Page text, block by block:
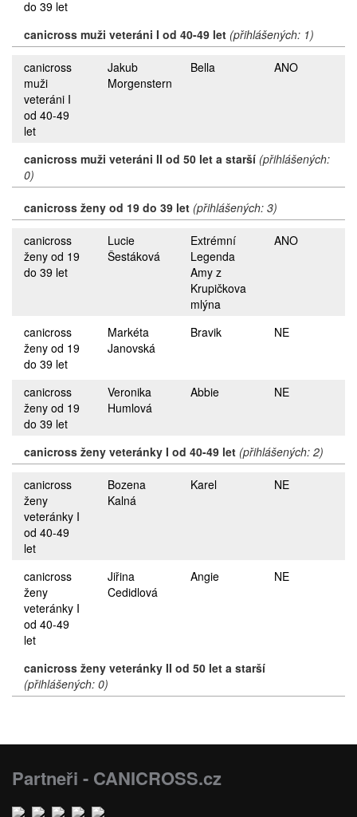
do 39 let
canicross muži veteráni I od 40-49 let (přihlášených: 1)
canicross
muži
veteráni I
od 40-49
let
Jakub
Morgenstern
Bella ANO
canicross muži veteráni II od 50 let a starší (přihlášených:
0)
canicross ženy od 19 do 39 let (přihlášených: 3)
canicross
ženy od 19
do 39 let
Lucie
Šestáková
Extrémní
Legenda
Amy z
Krupičkova
mlýna
ANO
canicross
ženy od 19
do 39 let
Markéta
Janovská
Bravik NE
canicross
ženy od 19
do 39 let
Veronika
Humlová
Abbie NE
canicross ženy veteránky I od 40-49 let (přihlášených: 2)
canicross
ženy
veteránky I
od 40-49
let
Bozena
Kalná
Karel NE
canicross
ženy
veteránky I
od 40-49
let
Jiřina
Cedidlová
Angie NE
canicross ženy veteránky II od 50 let a starší
(přihlášených: 0)
Partneři - CANICROSS.cz